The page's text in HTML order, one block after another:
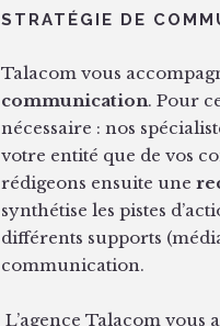
STRATÉGIE DE
Talacom vous
communication. Pour
nécessaire : nos
votre entité que de vos
rédigeons ensuite une
synthétise les pistes
différents supports
communication.
L’agence Talacom vous